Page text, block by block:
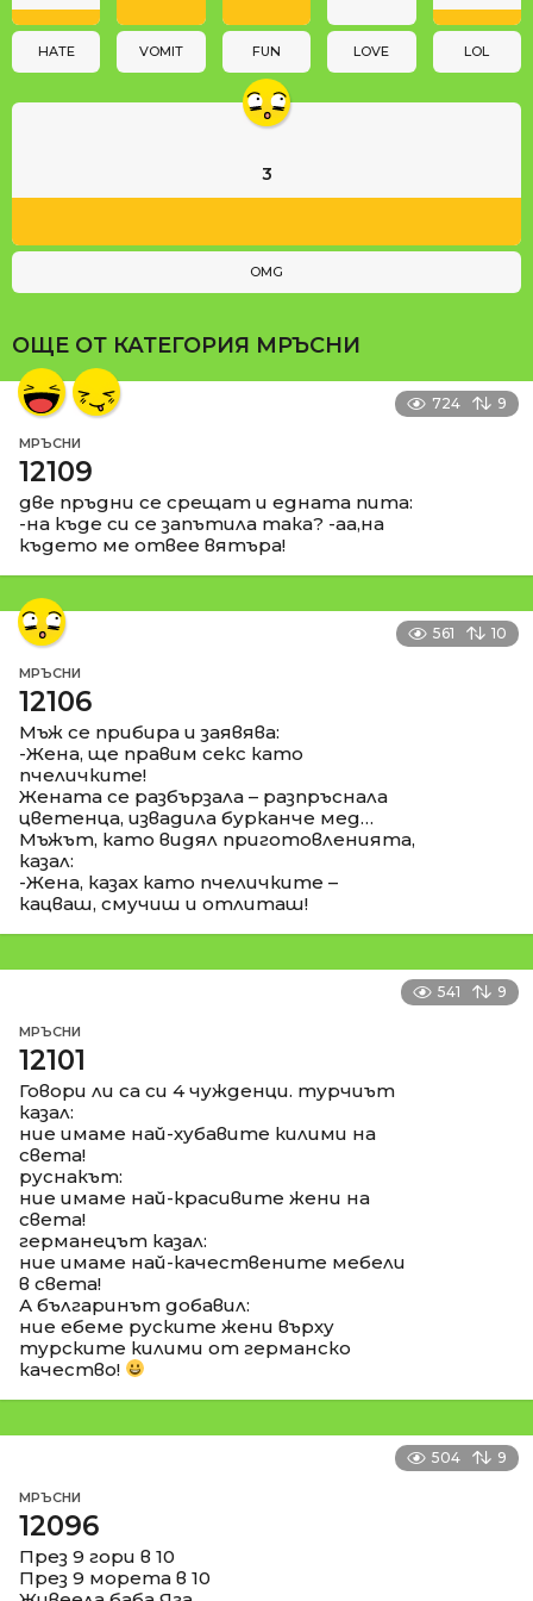
o
HATE VOMIT FUN LOVE LOL
3
OMG
ОЩЕ ОТ КАТЕГОРИЯ МРЪСНИ
724 9
МРЪСНИ
12109
две пръдни се срещат и едната пита:
-на къде си се запътила така? -аа,на
където ме отвее вятъра!
561 10
МРЪСНИ
12106
Мъж се прибира и заявява:
-Жена, ще правим секс като
пчеличките!
Жената се разбързала – разпръснала
цветенца, извадила бурканче мед…
Мъжът, като видял приготовленията,
казал:
-Жена, казах като пчеличките –
кацваш, смучиш и отлиташ!
541 9
МРЪСНИ
12101
Говори ли са си 4 чужденци. турчиът
казал:
ние имаме най-хубавите килими на
света!
руснакът:
ние имаме най-красивите жени на
света!
германецът казал:
ние имаме най-качествените мебели
в света!
А българинът добавил:
ние ебеме руските жени върху
турските килими от германско
качество!
504 9
МРЪСНИ
12096
През 9 гори в 10
През 9 морета в 10